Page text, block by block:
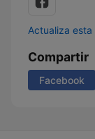
Actualiza
Compartir
Facebook